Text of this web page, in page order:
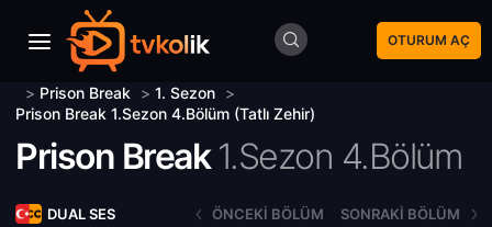
OTURUM AÇ
> Prison Break > 1. Sezon >
Prison Break 1.Sezon 4.Bölüm (Tatlı Zehir)
Prison Break 1.Sezon 4.Bölüm
DUAL SES ÖNCEKI BÖLÜM SONRAKI BÖLÜM